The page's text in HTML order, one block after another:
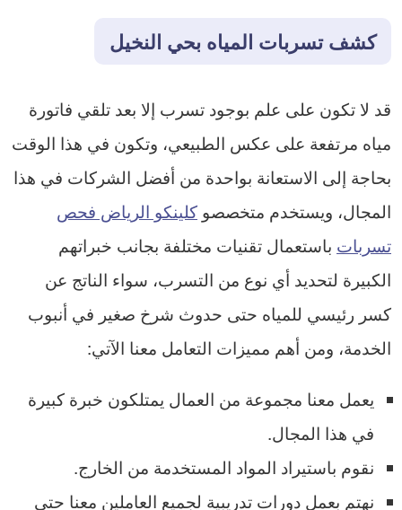
كشف تسربات المياه بحي النخيل
قد لا تكون على علم بوجود تسرب إلا بعد تلقي فاتورة
مياه مرتفعة على عكس الطبيعي، وتكون في هذا الوقت
بحاجة إلى الاستعانة بواحدة من أفضل الشركات في هذا
المجال، ويستخدم متخصصو كلينكو الرياض فحص
تسربات باستعمال تقنيات مختلفة بجانب خبراتهم
الكبيرة لتحديد أي نوع من التسرب، سواء الناتج عن
كسر رئيسي للمياه حتى حدوث شرخ صغير في أنبوب
الخدمة، ومن أهم مميزات التعامل معنا الآتي:
يعمل معنا مجموعة من العمال يمتلكون خبرة كبيرة
في هذا المجال.
نقوم باستيراد المواد المستخدمة من الخارج.
نهتم بعمل دورات تدريبية لجميع العاملين معنا حتى